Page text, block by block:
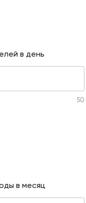
в день
50
в месяц